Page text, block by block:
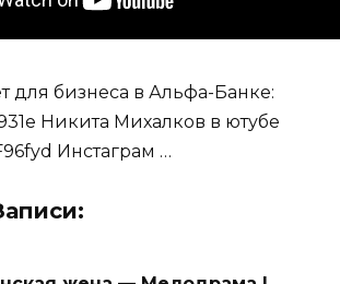
для бизнеса в Альфа-Банке:
Никита Михалков в ютубе
Инстаграм …